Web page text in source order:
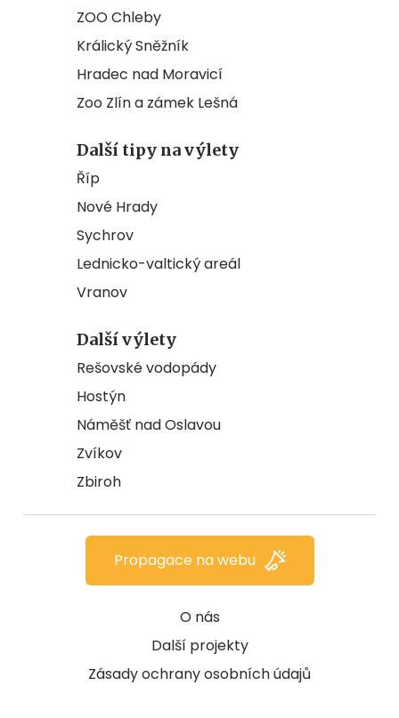
ZOO Chleby
Králický Sněžník
Hradec nad Moravicí
Zoo Zlín a zámek Lešná
Další tipy na výlety
Říp
Nové Hrady
Sychrov
Lednicko-valtický areál
Vranov
Další výlety
Rešovské vodopády
Hostýn
Náměšť nad Oslavou
Zvíkov
Zbiroh
O nás
Další projekty
Zásady ochrany osobních údajů
Propagace na webu